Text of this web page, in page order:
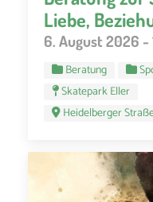
Liebe,
6. August 2026 -
Beratung
Skatepark Eller
Heidelberger